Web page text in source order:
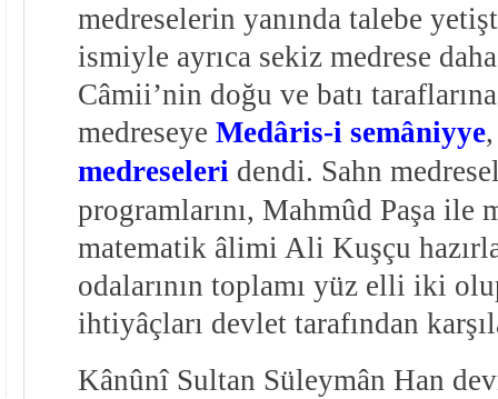
medreselerin yanında talebe
ismiyle ayrıca sekiz medrese
Câmii’nin doğu ve batı
medreseye Medâris-i semâniyye
medreseleri dendi. Sahn
programlarını, Mahmûd Paşa ile
matematik âlimi Ali Kuşçu
odalarının toplamı yüz elli iki
ihtiyâçları devlet tarafından
Kânûnî Sultan Süleymân Han